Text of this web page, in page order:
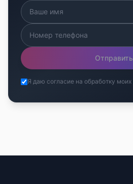
Отправить
Я даю согласие на обработку моих